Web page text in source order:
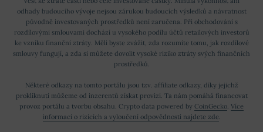
odhady budoucího vývoje nejsou zárukou budoucích výsledků a návratnost
původně investovaných prostředků není zaručena. Při obchodování s
rozdílovými smlouvami dochází u vysokého podílu účtů retailových investorů
ke vzniku finanční ztráty. Měli byste zvážit, zda rozumíte tomu, jak rozdílové
smlouvy fungují, a zda si můžete dovolit vysoké riziko ztráty svých finančních
prostředků.
Některé odkazy na tomto portálu jsou tzv. affiliate odkazy, díky jejichž
prokliknutí můžeme od inzerentů získat provizi. Ta nám pomáhá financovat
provoz portálu a tvorbu obsahu. Crypto data powered by CoinGecko Více
informací o rizicích a vyloučení odpovědnosti najdete zde